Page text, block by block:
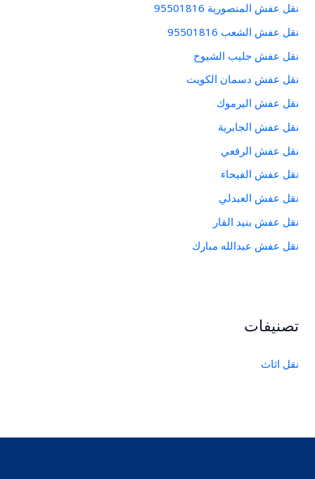
نقل عفش المنصورية 95501816
نقل عفش الشعب 95501816
نقل عفش جليب الشيوخ
نقل عفش دسمان الكويت
نقل عفش اليرموك
نقل عفش الجابرية
نقل عفش الرقعي
نقل عفش الفيحاء
نقل عفش العبدلي
نقل عفش بنيد القار
نقل عفش عبدالله مبارك
تصنيفات
نقل اثاث